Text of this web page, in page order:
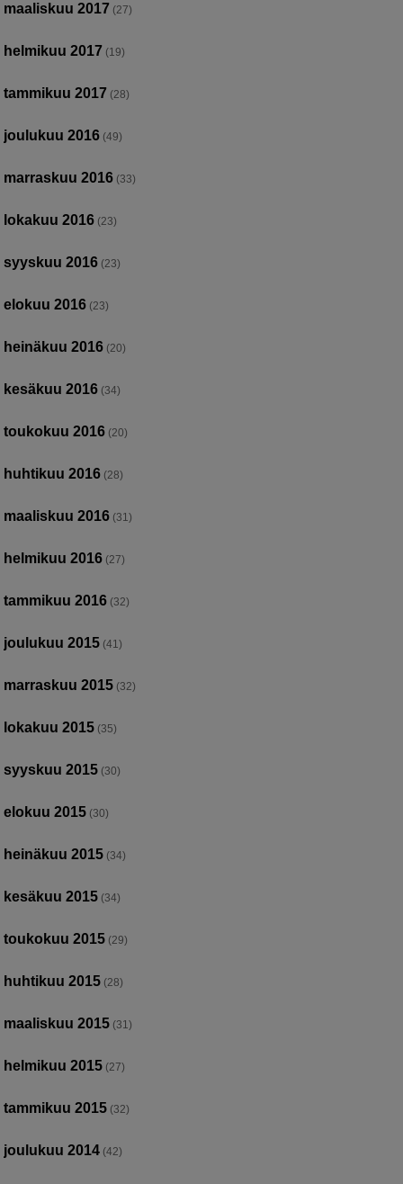
maaliskuu 2017 (27)
helmikuu 2017 (19)
tammikuu 2017 (28)
joulukuu 2016 (49)
marraskuu 2016 (33)
lokakuu 2016 (23)
syyskuu 2016 (23)
elokuu 2016 (23)
heinäkuu 2016 (20)
kesäkuu 2016 (34)
toukokuu 2016 (20)
huhtikuu 2016 (28)
maaliskuu 2016 (31)
helmikuu 2016 (27)
tammikuu 2016 (32)
joulukuu 2015 (41)
marraskuu 2015 (32)
lokakuu 2015 (35)
syyskuu 2015 (30)
elokuu 2015 (30)
heinäkuu 2015 (34)
kesäkuu 2015 (34)
toukokuu 2015 (29)
huhtikuu 2015 (28)
maaliskuu 2015 (31)
helmikuu 2015 (27)
tammikuu 2015 (32)
joulukuu 2014 (42)